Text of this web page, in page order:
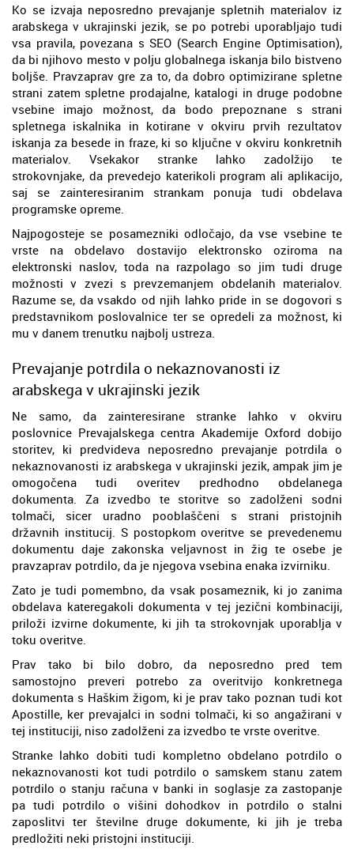
Ko se izvaja neposredno prevajanje spletnih materialov iz
arabskega v ukrajinski jezik, se po potrebi uporabljajo tudi
vsa pravila, povezana s SEO (Search Engine Optimisation),
da bi njihovo mesto v polju globalnega iskanja bilo bistveno
boljše. Pravzaprav gre za to, da dobro optimizirane spletne
strani zatem spletne prodajalne, katalogi in druge podobne
vsebine imajo možnost, da bodo prepoznane s strani
spletnega iskalnika in kotirane v okviru prvih rezultatov
iskanja za besede in fraze, ki so ključne v okviru konkretnih
materialov. Vsekakor stranke lahko zadolžijo te
strokovnjake, da prevedejo katerikoli program ali aplikacijo,
saj se zainteresiranim strankam ponuja tudi obdelava
programske opreme.
Najpogosteje se posamezniki odločajo, da vse vsebine te
vrste na obdelavo dostavijo elektronsko oziroma na
elektronski naslov, toda na razpolago so jim tudi druge
možnosti v zvezi s prevzemanjem obdelanih materialov.
Razume se, da vsakdo od njih lahko pride in se dogovori s
predstavnikom poslovalnice ter se opredeli za možnost, ki
mu v danem trenutku najbolj ustreza.
Prevajanje potrdila o nekaznovanosti iz
arabskega v ukrajinski jezik
Ne samo, da zainteresirane stranke lahko v okviru
poslovnice Prevajalskega centra Akademije Oxford dobijo
storitev, ki predvideva neposredno prevajanje potrdila o
nekaznovanosti iz arabskega v ukrajinski jezik, ampak jim je
omogočena tudi overitev predhodno obdelanega
dokumenta. Za izvedbo te storitve so zadolženi sodni
tolmači, sicer uradno pooblaščeni s strani pristojnih
državnih institucij. S postopkom overitve se prevedenemu
dokumentu daje zakonska veljavnost in žig te osebe je
pravzaprav potrdilo, da je njegova vsebina enaka izvirniku.
Zato je tudi pomembno, da vsak posameznik, ki jo zanima
obdelava kateregakoli dokumenta v tej jezični kombinaciji,
priloži izvirne dokumente, ki jih ta strokovnjak uporablja v
toku overitve.
Prav tako bi bilo dobro, da neposredno pred tem
samostojno preveri potrebo za overitvijo konkretnega
dokumenta s Haškim žigom, ki je prav tako poznan tudi kot
Apostille, ker prevajalci in sodni tolmači, ki so angažirani v
tej instituciji, niso zadolženi za izvedbo te vrste overitve.
Stranke lahko dobiti tudi kompletno obdelano potrdilo o
nekaznovanosti kot tudi potrdilo o samskem stanu zatem
potrdilo o stanju računa v banki in soglasje za zastopanje
pa tudi potrdilo o višini dohodkov in potrdilo o stalni
zaposlitvi ter številne druge dokumente, ki jih je treba
predložiti neki pristojni instituciji.